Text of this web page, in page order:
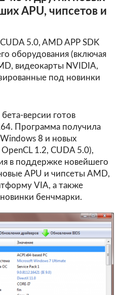
APU, чипсетов и
5.0, AMD APP SDK
оборудования (включая
видеокарты NVIDIA,
под новинки
версии готов
Программа получила
8 и новых
1.2, CUDA 5.0),
в поддержке новейшего
APU и чипсеты AMD,
VIA, а также
бенчмарки.